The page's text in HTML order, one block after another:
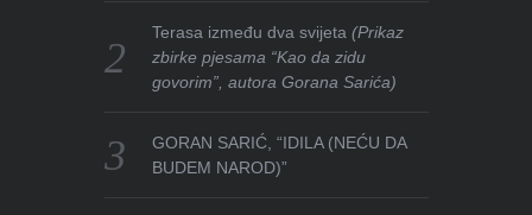
Terasa između dva svijeta(Prikaz
zbirke pjesama “Kao da zidu
govorim”, autora Gorana Sarića)
GORAN SARIĆ, “IDILA (NEĆU DA
BUDEM NAROD)”